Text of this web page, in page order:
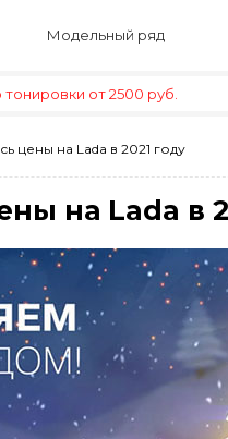
Модельный ряд
от 2500 руб.
цены на Lada в 2021 году
на Lada в